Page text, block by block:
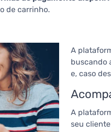
de carrinho.
A
buscando
e, caso
A
seu